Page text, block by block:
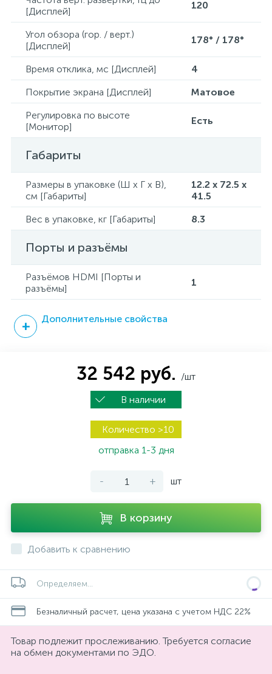
[Дисплей]
120
Угол обзора (гор. / верт.)
[Дисплей]
178° / 178°
Время отклика, мс [Дисплей]
4
Покрытие экрана [Дисплей]
Матовое
Регулировка по высоте
[Монитор]
Есть
Габариты
Размеры в упаковке (Ш x Г x В),
см [Габариты]
12.2 x 72.5 x
41.5
Вес в упаковке, кг [Габариты]
8.3
Порты и разъёмы
Разъёмов HDMI [Порты и
разъёмы]
1
Дополнительные свойства
32 542 руб. /шт
В наличии
Количество >10
отправка 1-3 дня
- + шт
В корзину
Добавить к сравнению
Определяем...
Безналичный расчет, цена указана с учетом НДС 22%
Товар подлежит прослеживанию. Требуется согласие
на обмен документами по ЭДО.